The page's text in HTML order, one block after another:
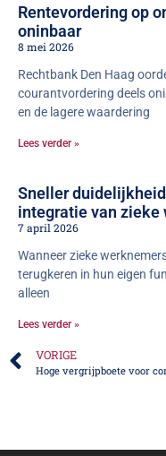
Rentevordering op
oninbaar
8 mei 2026
Rechtbank Den Haag
courantvordering deels
en de lagere waardering
Lees verder »
Sneller
integratie van zieke
7 april 2026
Wanneer zieke
terugkeren in hun eigen
alleen
Lees verder »
VORIGE
ondernemers